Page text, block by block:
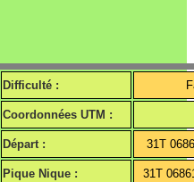
Difficulté :
Coordonnées UTM :
Départ : 31T
Pique Nique : 31T